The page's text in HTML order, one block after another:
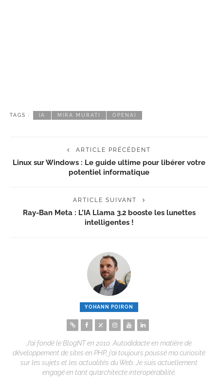
TAGS : IA MIRA MURATI OPENAI
ARTICLE PRÉCÉDENT
Linux sur Windows : Le guide ultime pour libérer votre
potentiel informatique
ARTICLE SUIVANT
Ray-Ban Meta : L’IA Llama 3.2 booste les lunettes
intelligentes !
YOHANN POIRON
J’ai fondé le BlogNT en 2010. Autodidacte en matière de
développement de sites en PHP, j’ai toujours poussé ma curiosité
sur les sujets et les actualités du Web. Je suis actuellement
engagé en tant qu’architecte interopérabilité.